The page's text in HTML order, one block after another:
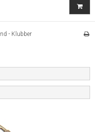
- Klubber